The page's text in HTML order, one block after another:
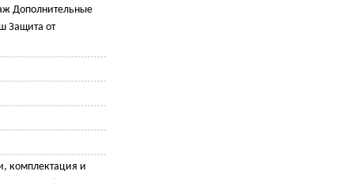
Дополнительные
Защита от
комплектация и